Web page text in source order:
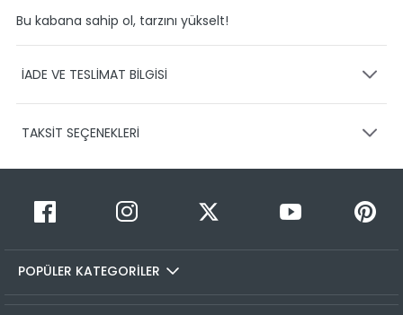
Bu kabana sahip ol, tarzını yükselt!
İADE VE TESLİMAT BİLGİSİ
Ürünlerinizin gönderimini anlaşmalı olduğumuz PTT,
1-3 iş günü içerisinde kargoya teslim edilir.
Siparişimin kargo takibini nasıl yapabilirim?
Hesabım/Siparişlerim paneli üzerinden ilgili siparişinize ait
üzerinde bulunan kargo takip linkine tıklamanızla birlikte
TAKSİT SEÇENEKLERİ
Taksit Sayısı Taksit Miktarı
Taksitli Tutar
Toplam
1199,99 TL
2
600,00 TL
3
400,00 TL
1199,99 TL
POPÜLER KATEGORİLER